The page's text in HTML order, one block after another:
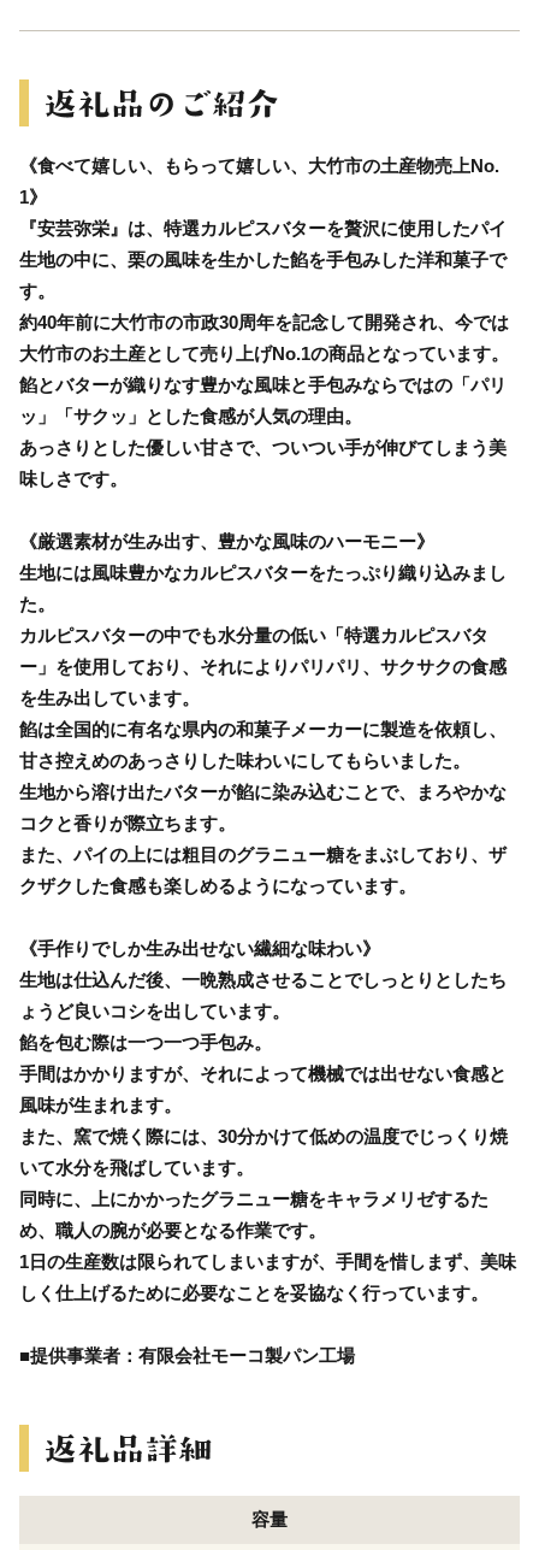
《食べて嬉しい、もらって嬉しい、大竹市の土産物売上No.
1》
『安芸弥栄』は、特選カルピスバターを贅沢に使用したパイ
生地の中に、栗の風味を生かした餡を手包みした洋和菓子で
す。
約40年前に大竹市の市政30周年を記念して開発され、今では
大竹市のお土産として売り上げNo.1の商品となっています。
餡とバターが織りなす豊かな風味と手包みならではの「パリ
ッ」「サクッ」とした食感が人気の理由。
あっさりとした優しい甘さで、ついつい手が伸びてしまう美
味しさです。
《厳選素材が生み出す、豊かな風味のハーモニー》
生地には風味豊かなカルピスバターをたっぷり織り込みまし
た。
カルピスバターの中でも水分量の低い「特選カルピスバタ
ー」を使用しており、それによりパリパリ、サクサクの食感
を生み出しています。
餡は全国的に有名な県内の和菓子メーカーに製造を依頼し、
甘さ控えめのあっさりした味わいにしてもらいました。
生地から溶け出たバターが餡に染み込むことで、まろやかな
コクと香りが際立ちます。
また、パイの上には粗目のグラニュー糖をまぶしており、ザ
クザクした食感も楽しめるようになっています。
《手作りでしか生み出せない繊細な味わい》
生地は仕込んだ後、一晩熟成させることでしっとりとしたち
ょうど良いコシを出しています。
餡を包む際は一つ一つ手包み。
手間はかかりますが、それによって機械では出せない食感と
風味が生まれます。
また、窯で焼く際には、30分かけて低めの温度でじっくり焼
いて水分を飛ばしています。
同時に、上にかかったグラニュー糖をキャラメリゼするた
め、職人の腕が必要となる作業です。
1日の生産数は限られてしまいますが、手間を惜しまず、美味
しく仕上げるために必要なことを妥協なく行っています。
■提供事業者：有限会社モーコ製パン工場
容量